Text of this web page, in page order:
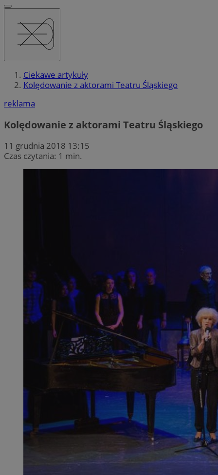
Ciekawe artykuły
Kolędowanie z aktorami Teatru Śląskiego
reklama
Kolędowanie z aktorami Teatru Śląskiego
11 grudnia 2018 13:15
Czas czytania: 1 min.